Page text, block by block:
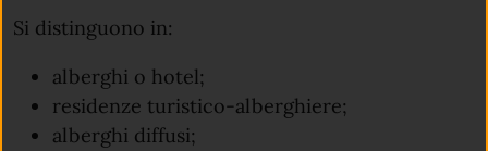
Si distinguono in:
alberghi o hotel;
residenze turistico-alberghiere;
alberghi diffusi;